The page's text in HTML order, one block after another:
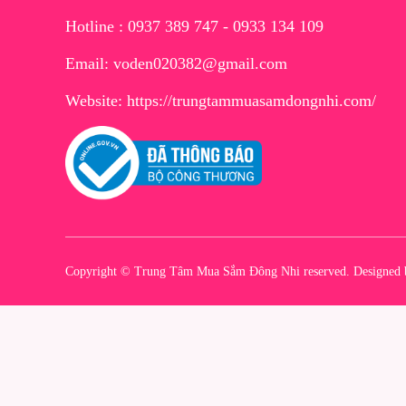
Hotline : 0937 389 747 - 0933 134 109
Email: voden020382@gmail.com
Website: https://trungtammuasamdongnhi.com/
Copyright © Trung Tâm Mua Sắm Đông Nhi reserved. Designed